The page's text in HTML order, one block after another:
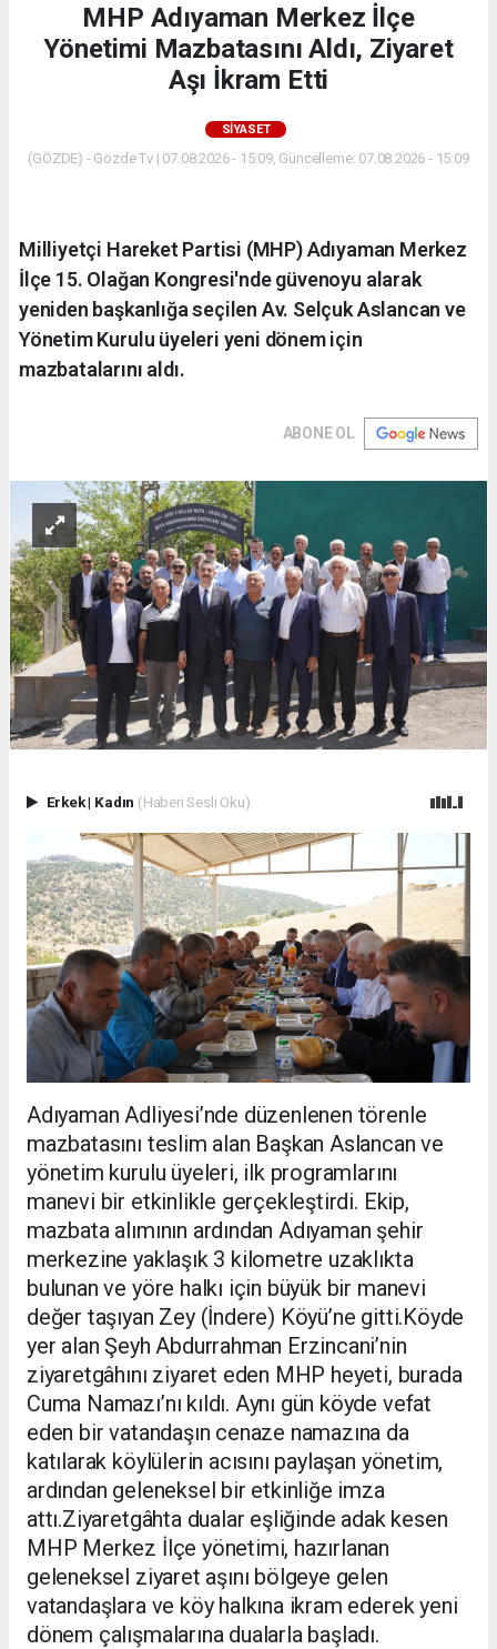
MHP Adıyaman Merkez İlçe
Yönetimi Mazbatasını Aldı, Ziyaret
Aşı İkram Etti
SIYASET
(GÖZDE) - Gözde Tv | 07.08.2026 - 15:09, Güncelleme: 07.08.2026 - 15:09
Milliyetçi Hareket Partisi (MHP) Adıyaman Merkez
İlçe 15. Olağan Kongresi'nde güvenoyu alarak
yeniden başkanlığa seçilen Av. Selçuk Aslancan ve
Yönetim Kurulu üyeleri yeni dönem için
mazbatalarını aldı.
ABONE OL
Erkek| Kadın (Haberi Sesli Oku)
Adıyaman Adliyesi’nde düzenlenen törenle
mazbatasını teslim alan Başkan Aslancan ve
yönetim kurulu üyeleri, ilk programlarını
manevi bir etkinlikle gerçekleştirdi. Ekip,
mazbata alımının ardından Adıyaman şehir
merkezine yaklaşık 3 kilometre uzaklıkta
bulunan ve yöre halkı için büyük bir manevi
değer taşıyan Zey (İndere) Köyü’ne gitti.Köyde
yer alan Şeyh Abdurrahman Erzincani’nin
ziyaretgâhını ziyaret eden MHP heyeti, burada
Cuma Namazı’nı kıldı. Aynı gün köyde vefat
eden bir vatandaşın cenaze namazına da
katılarak köylülerin acısını paylaşan yönetim,
ardından geleneksel bir etkinliğe imza
attı.Ziyaretgâhta dualar eşliğinde adak kesen
MHP Merkez İlçe yönetimi, hazırlanan
geleneksel ziyaret aşını bölgeye gelen
vatandaşlara ve köy halkına ikram ederek yeni
dönem çalışmalarına dualarla başladı.